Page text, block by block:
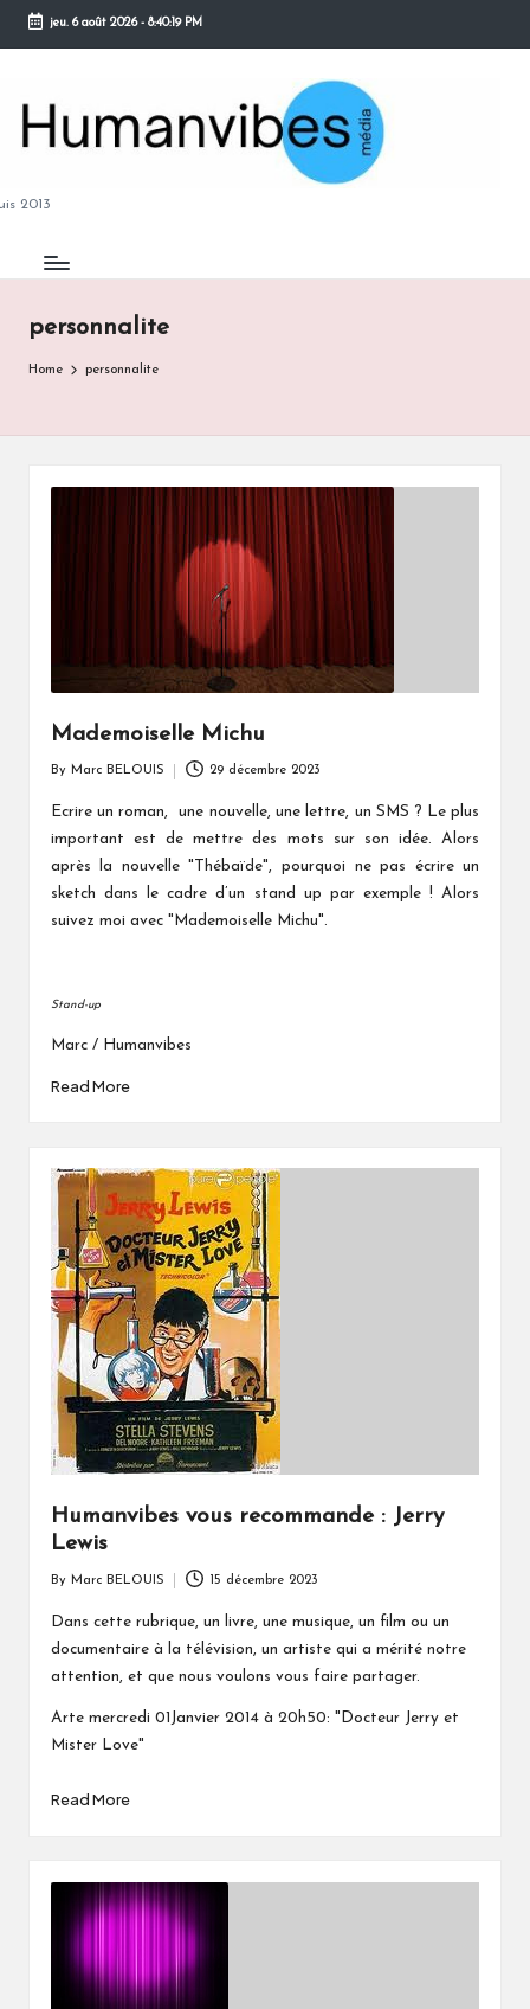
Skip
content
jeu. 6 août 2026- 8:40:21 PM
2013
personnalite
Home personnalite
Mademoiselle Michu
by
By Marc BELOUIS 29 décembre 2023
Ecrire un roman, une nouvelle, une lettre, un SMS ? Le plus
important est de mettre des mots sur son idée. Alors
après la nouvelle "Thébaïde", pourquoi ne pas écrire un
sketch dans le cadre d’un stand up par exemple ! Alors
suivez moi avec "Mademoiselle Michu".
Stand-up
Marc / Humanvibes
Read More
Humanvibes vous recommande : Jerry
Lewis
by
By Marc BELOUIS 15 décembre 2023
Dans cette rubrique, un livre, une musique, un film ou un
documentaire à la télévision, un artiste qui a mérité notre
attention, et que nous voulons vous faire partager.
Arte mercredi 01Janvier 2014 à 20h50: "Docteur Jerry et
Mister Love"
Read More